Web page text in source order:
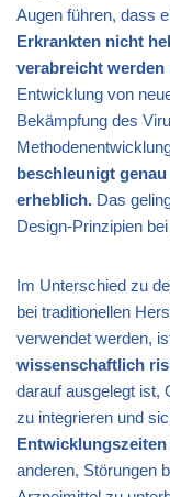
Augen führen, dass
Erkrankten nicht
verabreicht werden
Entwicklung von
Bekämpfung des
beschleunigt
erheblich. Das
Design-Prinzipien
Im Unterschied zu
bei traditionellen
verwendet werden,
wissenschaftlich
darauf ausgelegt ist,
zu integrieren und
anderen, Störungen